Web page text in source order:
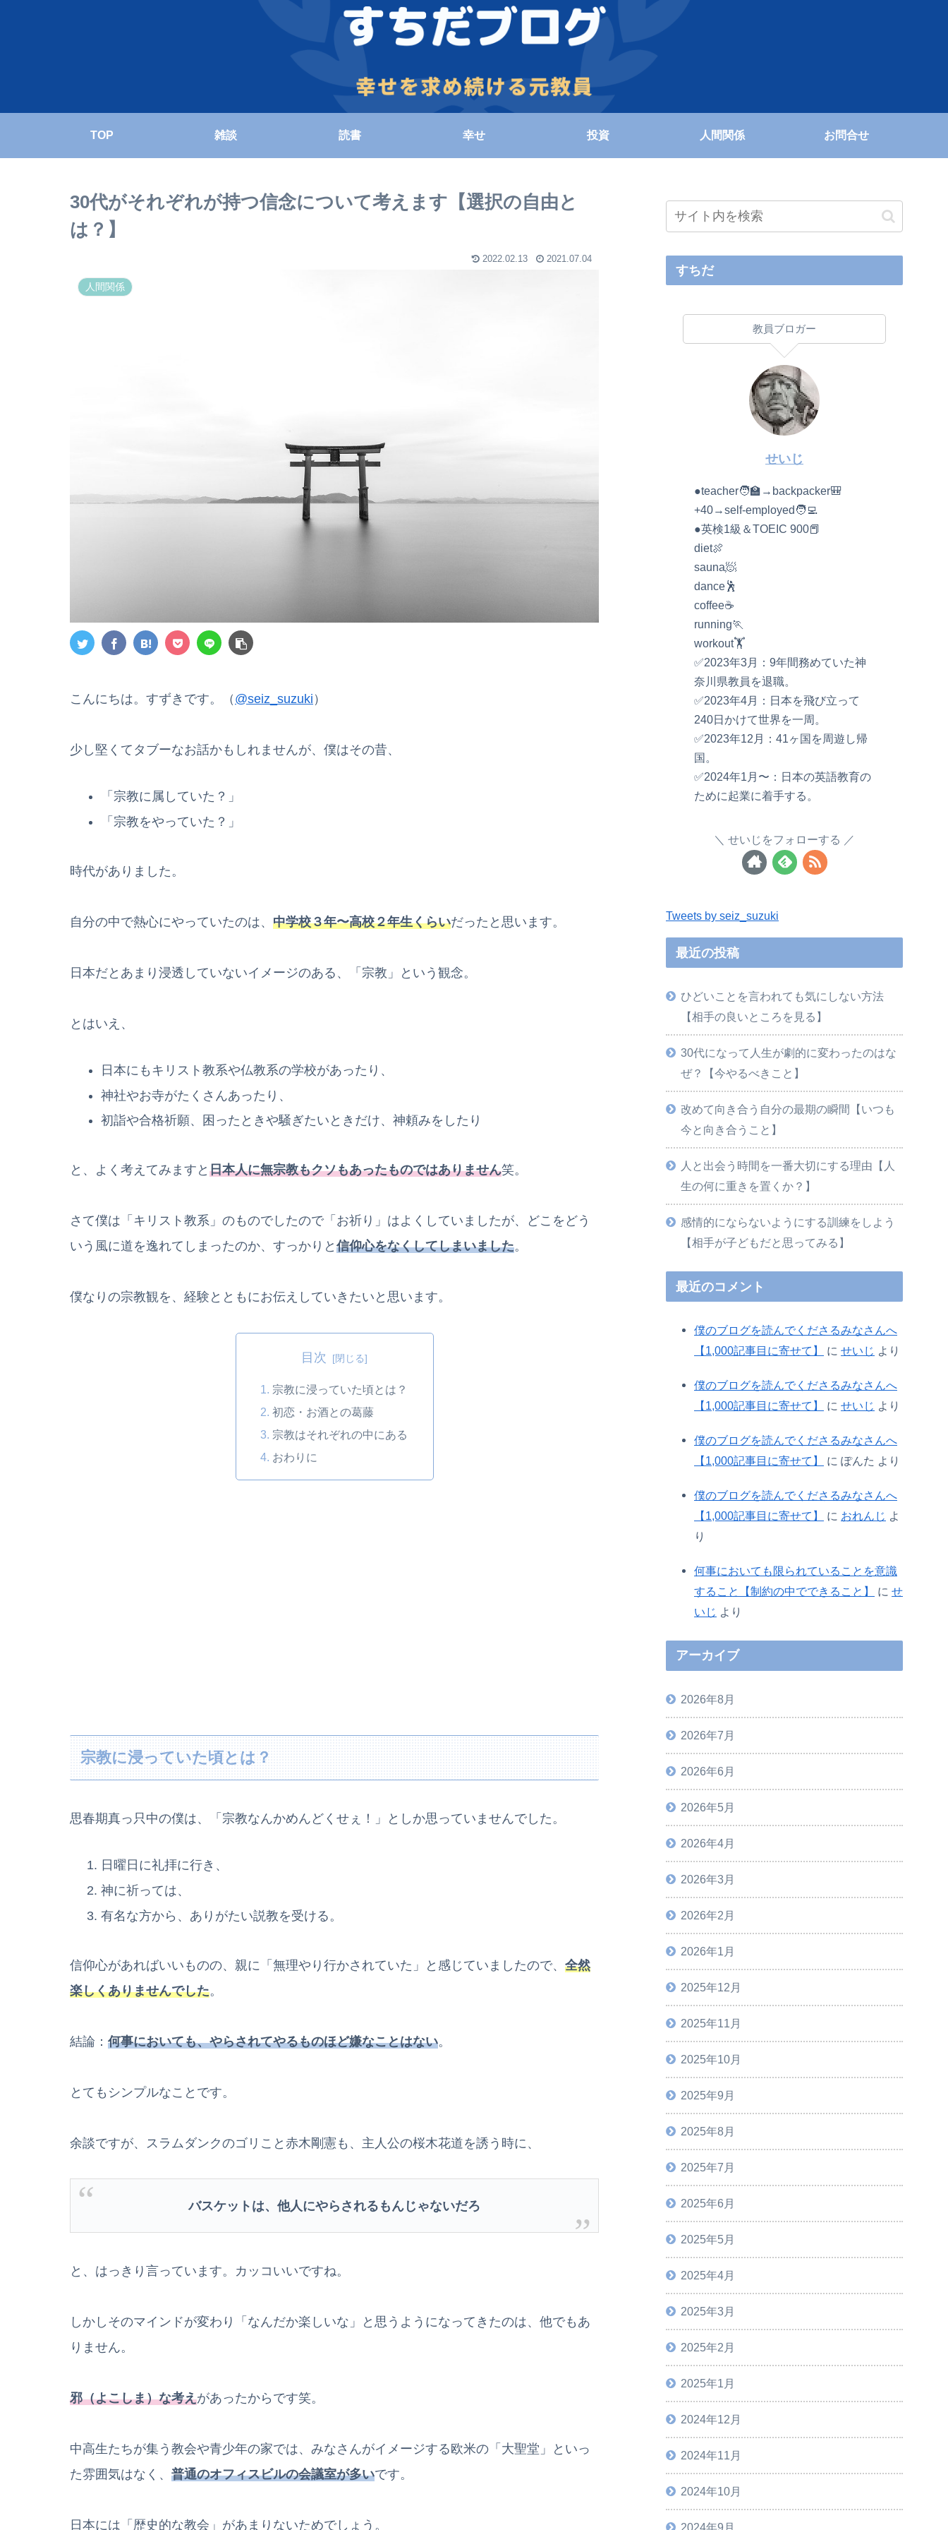
TOP 雑談 読書 幸せ 投資 人間関係 お問合せ
30代がそれぞれが持つ信念について考えます【選択の自由と
は？】
2022.02.13 2021.07.04
人間関係
こんにちは。すずきです。（ @seiz_suzuki ）
少し堅くてタブーなお話かもしれませんが、僕はその昔、
「宗教に属していた？」
「宗教をやっていた？」
時代がありました。
自分の中で熱心にやっていたのは、 中学校３年〜高校２年生くらいだったと思います。
日本だとあまり浸透していないイメージのある、「宗教」という観念。
とはいえ、
日本にもキリスト教系や仏教系の学校があったり、
神社やお寺がたくさんあったり、
初詣や合格祈願、困ったときや騒ぎたいときだけ、神頼みをしたり
と、よく考えてみますと 日本人に無宗教もクソもあったものではありません笑。
さて僕は「キリスト教系」のものでしたので「お祈り」はよくしていましたが、どこをどう
いう風に道を逸れてしまったのか、すっかりと 信仰心をなくしてしまいました。
僕なりの宗教観を、経験とともにお伝えしていきたいと思います。
目次
宗教に浸っていた頃とは？
初恋・お酒との葛藤
宗教はそれぞれの中にある
おわりに
宗教に浸っていた頃とは？
思春期真っ只中の僕は、「宗教なんかめんどくせぇ！」としか思っていませんでした。
日曜日に礼拝に行き、
神に祈っては、
有名な方から、ありがたい説教を受ける。
信仰心があればいいものの、親に「無理やり行かされていた」と感じていましたので、 全然
楽しくありませんでした。
結論： 何事においても、やらされてやるものほど嫌なことはない。
とてもシンプルなことです。
余談ですが、スラムダンクのゴリこと赤木剛憲も、主人公の桜木花道を誘う時に、
バスケットは、他人にやらされるもんじゃないだろ
と、はっきり言っています。カッコいいですね。
しかしそのマインドが変わり「なんだか楽しいな」と思うようになってきたのは、他でもあ
りません。
邪（よこしま）な考えがあったからです笑。
中高生たちが集う教会や青少年の家では、みなさんがイメージする欧米の「大聖堂」といっ
た雰囲気はなく、 普通のオフィスビルの会議室が多いです。
日本には「歴史的な教会」があまりないためでしょう。
すちだ
教員ブロガー
せいじ
●teacher🧑‍🏫→backpacker🎒
+40→self-employed🧑‍💻
●英検1級＆TOEIC 900📕
diet🍖
sauna🧖
dance🕺
coffee☕️
running🏃
workout🏋️
✅2023年3月：9年間務めていた神
奈川県教員を退職。
✅2023年4月：日本を飛び立って
240日かけて世界を一周。
✅2023年12月：41ヶ国を周遊し帰
国。
✅2024年1月〜：日本の英語教育の
ために起業に着手する。
せいじをフォローする
Tweets by seiz_suzuki
最近の投稿
ひどいことを言われても気にしない方法
【相手の良いところを見る】
30代になって人生が劇的に変わったのはな
ぜ？【今やるべきこと】
改めて向き合う自分の最期の瞬間【いつも
今と向き合うこと】
人と出会う時間を一番大切にする理由【人
生の何に重きを置くか？】
感情的にならないようにする訓練をしよう
【相手が子どもだと思ってみる】
最近のコメント
僕のブログを読んでくださるみなさんへ
【1,000記事目に寄せて】
に せいじ より
僕のブログを読んでくださるみなさんへ
【1,000記事目に寄せて】
に せいじ より
僕のブログを読んでくださるみなさんへ
【1,000記事目に寄せて】
に ぽんた より
僕のブログを読んでくださるみなさんへ
【1,000記事目に寄せて】
に おれんじ よ
り
何事においても限られていることを意識
すること【制約の中でできること】
に せ
いじ より
アーカイブ
2026年8月
2026年7月
2026年6月
2026年5月
2026年4月
2026年3月
2026年2月
2026年1月
2025年12月
2025年11月
2025年10月
2025年9月
2025年8月
2025年7月
2025年6月
2025年5月
2025年4月
2025年3月
2025年2月
2025年1月
2024年12月
2024年11月
2024年10月
2024年9月